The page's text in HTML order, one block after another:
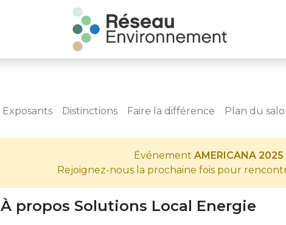
Exposants Distinctions Faire la différence Plan du
ÉvénementAMERICANA 2025
Rejoignez-nous la prochaine fois pour
À propos Solutions Local Energie